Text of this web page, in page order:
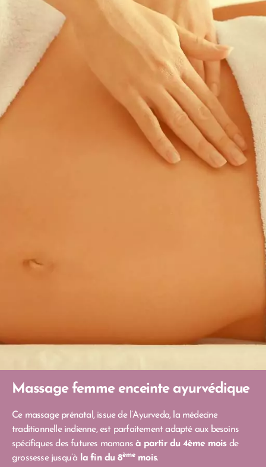
Massage femme enceinte ayurvédique
Ce massage prénatal, issue de l’Ayurveda, la médecine
traditionnelle indienne, est parfaitement adapté aux besoins
spécifiques des futures mamansà partir du 4ème moisde
grossesse jusqu’à la fin du 8ème mois.